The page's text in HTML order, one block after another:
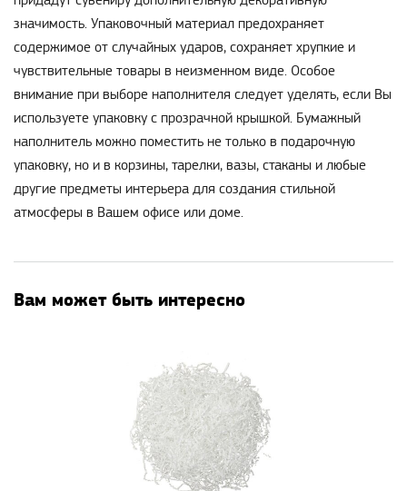
значимость. Упаковочный материал предохраняет
содержимое от случайных ударов, сохраняет хрупкие и
чувствительные товары в неизменном виде. Особое
внимание при выборе наполнителя следует уделять, если Вы
используете упаковку с прозрачной крышкой. Бумажный
наполнитель можно поместить не только в подарочную
упаковку, но и в корзины, тарелки, вазы, стаканы и любые
другие предметы интерьера для создания стильной
атмосферы в Вашем офисе или доме.
Вам может быть интересно